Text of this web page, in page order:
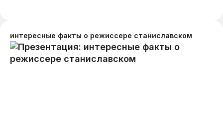
интересные факты о режиссере станиславском